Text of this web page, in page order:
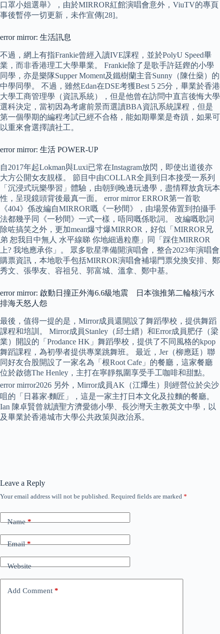
口罩小姐選舉》，由於MIRROR紅館演唱會意外，ViuTV的專頁
事後暫停一切更新，未作宣傳[28]。
error mirror: 生活訊息
不過，網上有指Frankie曾經入讀IVE課程，並於PolyU Speed畢
業，而非香港理工大學畢業。 Frankie除了是歌手許廷鏗的小學
同學，亦是樂隊Supper Moment及鐵樹蘭主音Sunny（陳仕燊）的
中學同學。 不過，雖然Edan在DSE考獲Best 5 25分，畢業於香港
大學工商管理學（資訊系統），但是他曾在訪問中直言後悔大學
選科決定，當初因為考慮前景而選讀BBA資訊系統課程，但是
第一個學期的編程考試已經不合格，能如期畢業是奇蹟，如果可
以重來會選擇讀社工。
error mirror: 生活 POWER-UP
自2017年起Lokman與Luxi已常在Instagram放閃，即使出道後亦
大方公開女友靚樣。 節目中由COLLAR全員到日本接受一系列
「沉浸式玩樂學習」體驗，由朝到晚邊玩邊學，盡情釋放貪玩本
性，呈現鏡頭背後最真一面。 error mirror ERROR第一首歌
《404》係改編自MIRROR嘅《一秒間》，由場景佈置到拍攝手
法都幾乎同《一秒間》一式一樣，唔同嘅係歌詞。 改編嘅歌詞
除咗搞笑之外，更加mean爆寸爆MIRROR，好似「MIRROR兄
弟 恕我⽬中無⼈ 水平線睇 你地細過粒塵」同「踩住MIRROR
上? 我地應承你」。 眾多歌星準備開演唱會，整合2023年演唱會
購票資訊，本地歌手包括MIRROR演唱會補場門票兌換安排、鄭
秀文、張學友、容祖兒、郭富城、溫拿、鄭中基。
error mirror: 啟動日撞正外海6.6級地震 日本強推第二輪核污水
排海天怒人怨
最後，值得一提的是，Mirror成員還開設了舞蹈學校，提供舞蹈
課程和培訓。 Mirror成員Stanley（邱士縉）和Error成員肥仔（梁
業）開設的「Prodance HK」舞蹈學校，提供了不同風格的kpop
舞蹈課程，為初學者提供專業跳舞班。 最近，Jer（柳應廷）聯
同好友合股開設了一家名為「根Root Cafe」的餐廳，這家餐廳
位於啟德The Henley，主打在寧靜氛圍享受手工咖啡和甜點。
error mirror2026 另外，Mirror成員AK（江𤒹生）則經營位於尖沙
咀的「日暮家‧麵匠」，這是一家主打日本文化及拉麵的餐廳。
Ian 陳卓賢曾就讀聖方濟愛德小學、長沙灣天主教英文中學，以
及畢業於香港城市大學公共政策與政治系。
Leave a Reply
Your email address will not be published. Required fields are marked *
Name*
Email*
Website
Add Comment *